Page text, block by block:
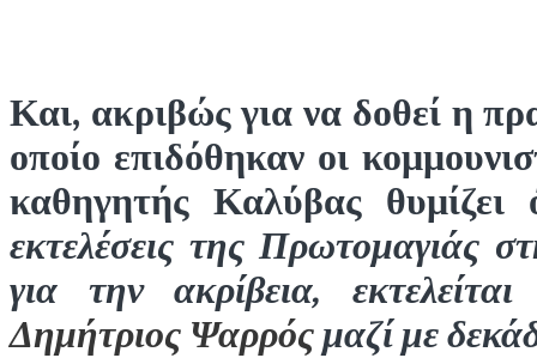
Και, ακριβώς για να δοθεί η
οποίο επιδόθηκαν οι
καθηγητής Καλύβας θυμίζει
εκτελέσεις της Πρωτομαγιάς
για την ακρίβεια,
Δημήτριος Ψαρρόςμαζί με